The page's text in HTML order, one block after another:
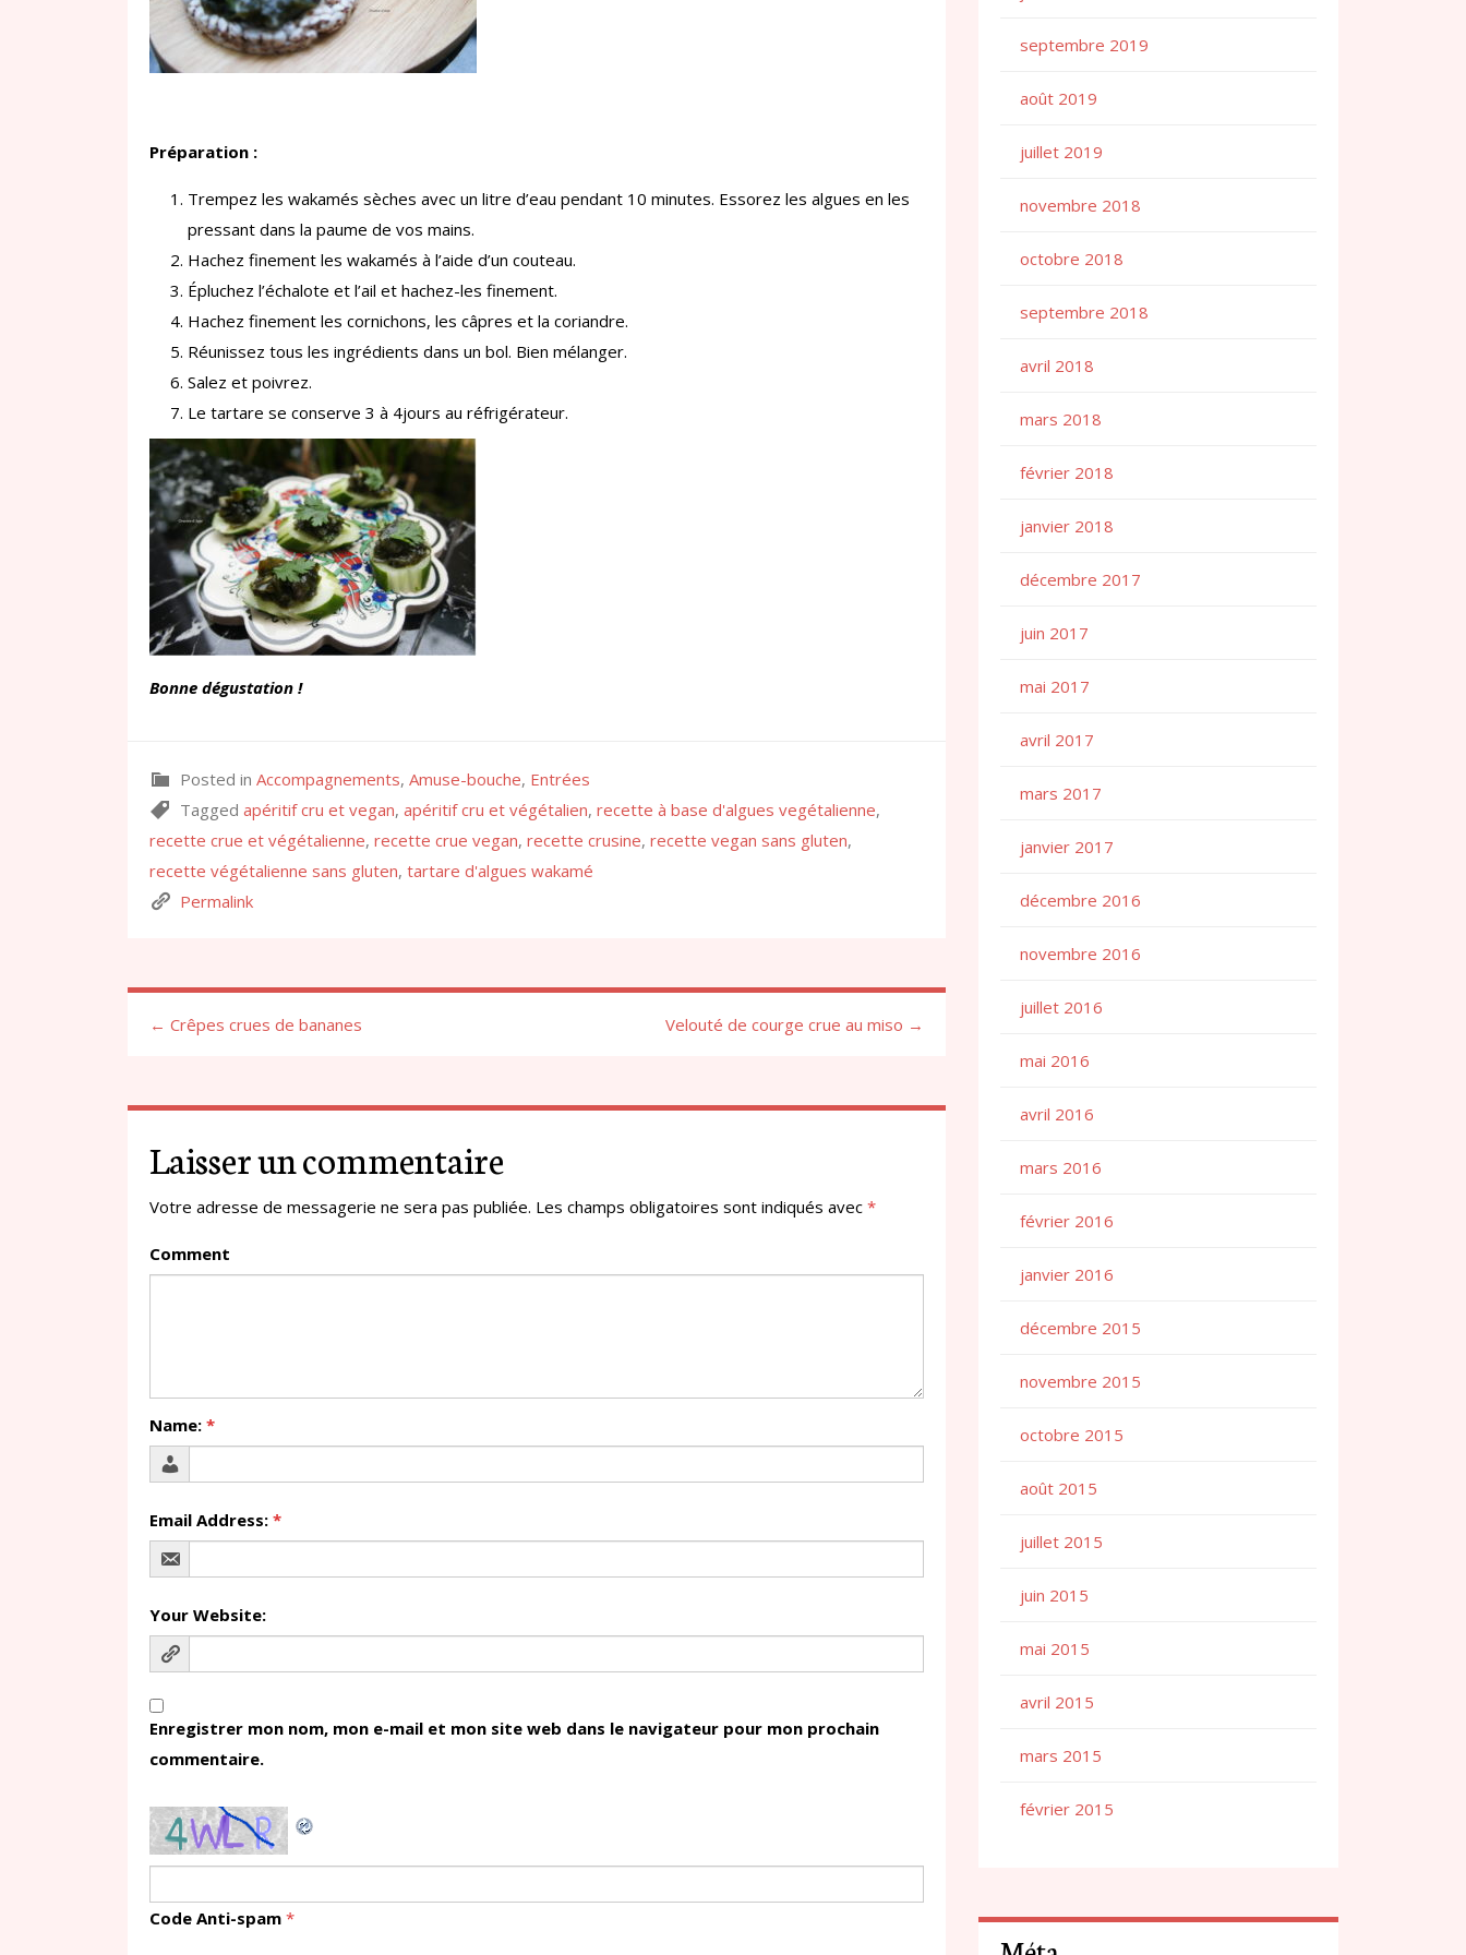
Préparation :
Trempez les wakamés sèches avec un litre d’eau pendant 10 minutes. Essorez les algues en les
pressant dans la paume de vos mains.
Hachez finement les wakamés à l’aide d’un couteau.
Épluchez l’échalote et l’ail et hachez-les finement.
Hachez finement les cornichons, les câpres et la coriandre.
Réunissez tous les ingrédients dans un bol. Bien mélanger.
Salez et poivrez.
Le tartare se conserve 3 à 4jours au réfrigérateur.
Bonne dégustation !
Posted in Accompagnements, Amuse-bouche, Entrées
Tagged apéritif cru et vegan, apéritif cru et végétalien, recette à base d'algues vegétalienne,
recette crue et végétalienne, recette crue vegan, recette crusine, recette vegan sans gluten,
recette végétalienne sans gluten, tartare d'algues wakamé
Permalink
← Crêpes crues de bananes Velouté de courge crue au miso →
Laisser un commentaire
Votre adresse de messagerie ne sera pas publiée. Les champs obligatoires sont indiqués avec *
Comment
Name: *
Email Address: *
Your Website:
Enregistrer mon nom, mon e-mail et mon site web dans le navigateur pour mon prochain
commentaire.
Code Anti-spam *
septembre 2019
août 2019
juillet 2019
novembre 2018
octobre 2018
septembre 2018
avril 2018
mars 2018
février 2018
janvier 2018
décembre 2017
juin 2017
mai 2017
avril 2017
mars 2017
janvier 2017
décembre 2016
novembre 2016
juillet 2016
mai 2016
avril 2016
mars 2016
février 2016
janvier 2016
décembre 2015
novembre 2015
octobre 2015
août 2015
juillet 2015
juin 2015
mai 2015
avril 2015
mars 2015
février 2015